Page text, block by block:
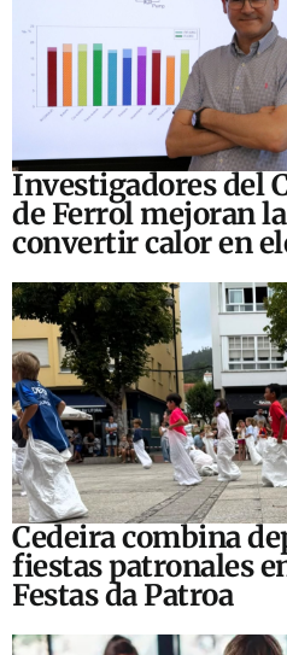
Investigadores del
de Ferrol mejoran
convertir calor en
Cedeira combina
fiestas patronales
Festas da Patroa